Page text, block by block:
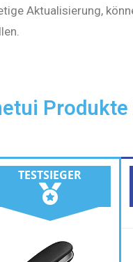
Aktualisierung,
TESTSIEGER